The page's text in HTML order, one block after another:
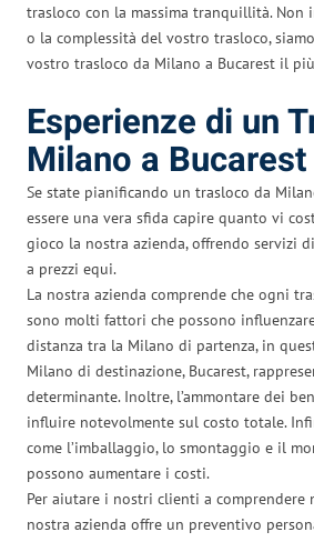
trasloco con la massima tranquillità. Non
o la complessità del vostro trasloco,
vostro trasloco da Milano a Bucarest il
Esperienze di un
Milano a Bucarest
Se state pianificando un trasloco da
essere una vera sfida capire quanto vi
gioco la nostra azienda, offrendo servizi
a prezzi equi.
La nostra azienda comprende che ogni
sono molti fattori che possono
distanza tra la Milano di partenza, in
Milano di destinazione, Bucarest,
determinante. Inoltre, l’ammontare dei
influire notevolmente sul costo totale.
come l’imballaggio, lo smontaggio e il
possono aumentare i costi.
Per aiutare i nostri clienti a comprendere
nostra azienda offre un preventivo